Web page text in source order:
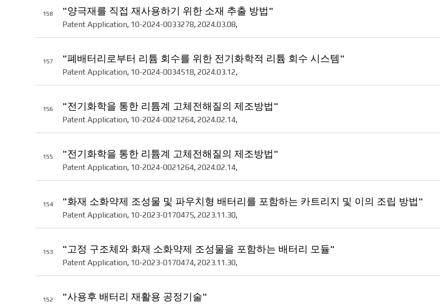
158 "양극재를 직접 재사용하기 위한 소재 추출 방법"
Patent Application, 10-2024-0033278, 2024.03.08,
157 "폐배터리로부터 리튬 회수를 위한 전기화학적 리튬 회수 시스템"
Patent Application, 10-2024-0034518, 2024.03.12,
156 "전기화학을 통한 리튬계 고체전해질의 제조방법"
Patent Application, 10-2024-0021264, 2024.02.14,
155 "전기화학을 통한 리튬계 고체전해질의 제조방법"
Patent Application, 10-2024-0021264, 2024.02.14,
154 "화재 소화약제 조성물 및 파우치형 배터리를 포함하는 카트리지 및 이의 조립 방법"
Patent Application, 10-2023-0170475, 2023.11.30,
153 "고정 구조체와 화재 소화약제 조성물을 포함하는 배터리 모듈"
Patent Application, 10-2023-0170474, 2023.11.30,
152 "사용후 배터리 재활용 공정기술"